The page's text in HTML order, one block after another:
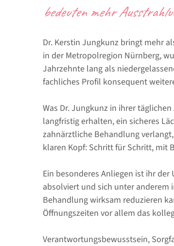
bedeuten mehr
Dr. Kerstin Jungkunz bringt mehr
in der Metropolregion Nürnberg,
Jahrzehnte lang als
fachliches Profil konsequent
Was Dr. Jungkunz in ihrer
langfristig erhalten, ein sicheres
zahnärztliche Behandlung
klaren Kopf: Schritt für Schritt, mit
Ein besonderes Anliegen ist ihr
absolviert und sich unter anderem
Behandlung wirksam reduzieren
Öffnungszeiten vor allem das
Verantwortungsbewusstsein,